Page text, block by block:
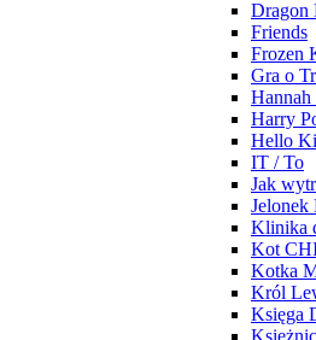
Dragon
Friends
Frozen
Gra o
Harry
Hello
IT / To
Jak
Jelonek
Klinika
Kot
Kotka
Król
Księga